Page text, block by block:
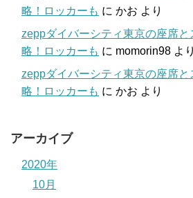
略！ロッカーも に かお より
zeppダイバーシティ東京の座席
略！ロッカーも に momorin98 より
zeppダイバーシティ東京の座席
略！ロッカーも に かお より
アーカイブ
2020年
10月